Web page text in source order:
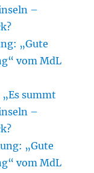
–
„Gute
vom MdL
summt
–
„Gute
vom MdL